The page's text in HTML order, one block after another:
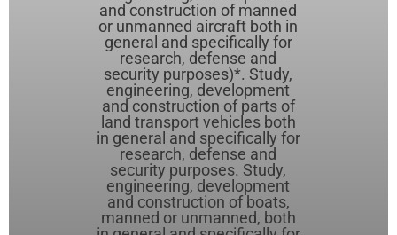
and construction of manned
or unmanned aircraft both in
general and specifically for
research, defense and
security purposes)*. Study,
engineering, development
and construction of parts of
land transport vehicles both
in general and specifically for
research, defense and
security purposes. Study,
engineering, development
and construction of boats,
manned or unmanned, both